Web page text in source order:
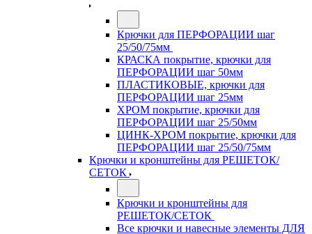
Крючки для ПЕРФОРАЦИИ шаг
25/50/75мм
КРАСКА покрытие, крючки для
ПЕРФОРАЦИИ шаг 50мм
ПЛАСТИКОВЫЕ, крючки для
ПЕРФОРАЦИИ шаг 25мм
ХРОМ покрытие, крючки для
ПЕРФОРАЦИИ шаг 25/50мм
ЦИНК-ХРОМ покрытие, крючки для
ПЕРФОРАЦИИ шаг 25/50/75мм
Крючки и кронштейны для РЕШЕТОК/
СЕТОК
Крючки и кронштейны для
РЕШЕТОК/СЕТОК
Все крючки и навесные элементы ДЛЯ